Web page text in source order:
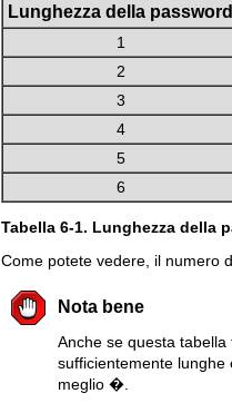
Lunghezza della password
1
2
3
4
5
6
Tabella 6-1. Lunghezza della
Come potete vedere, il numero
Nota bene
Anche se questa
sufficientemente
meglio �.